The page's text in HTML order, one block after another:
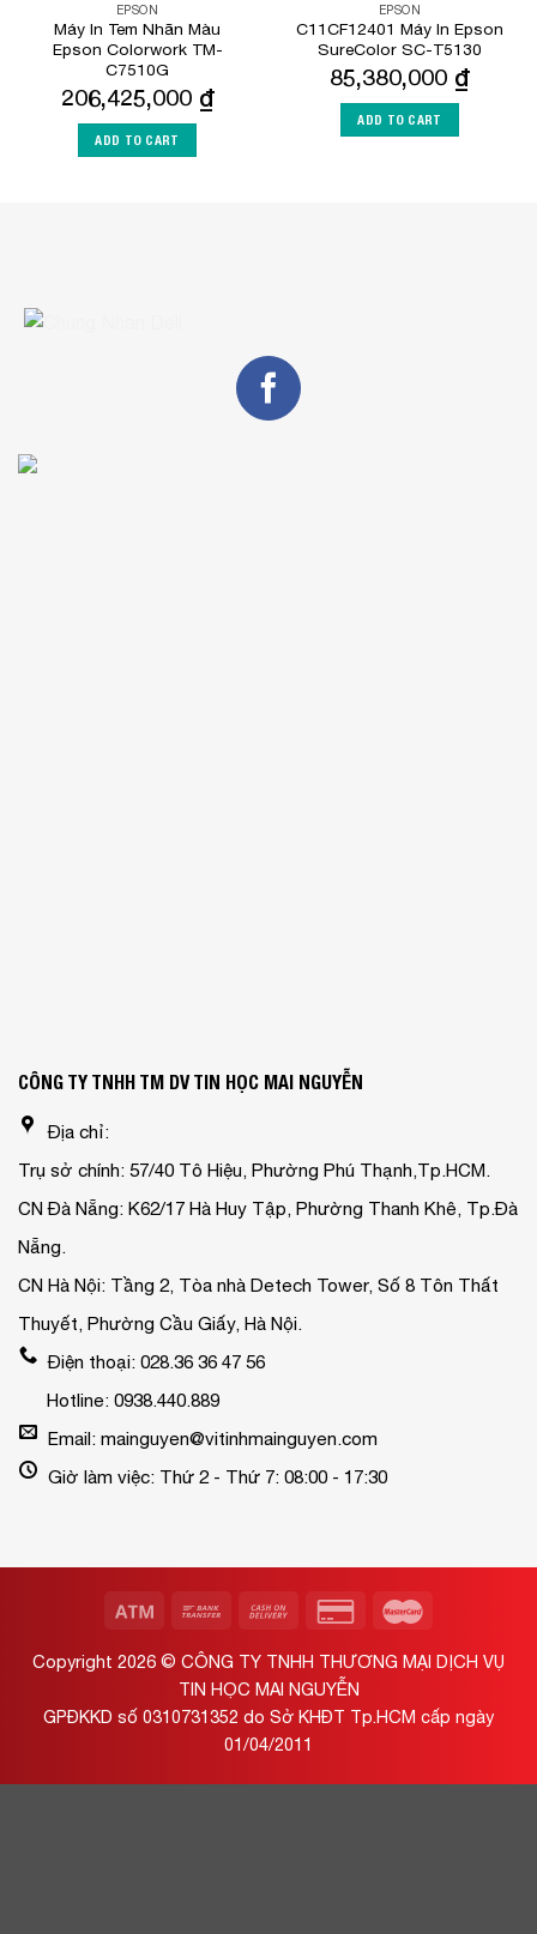
EPSON
Máy In Tem Nhãn Màu
Epson Colorwork TM-
C7510G
206,425,000 ₫
ADD TO CART
EPSON
C11CF12401 Máy In Epson
SureColor SC-T5130
85,380,000 ₫
ADD TO CART
CÔNG TY TNHH TM DV TIN HỌC MAI NGUYỄN
Địa chỉ:
Trụ sở chính: 57/40 Tô Hiệu, Phường Phú Thạnh,Tp.HCM.
CN Đà Nẵng: K62/17 Hà Huy Tập, Phường Thanh Khê, Tp.Đà
Nẵng.
CN Hà Nội: Tầng 2, Tòa nhà Detech Tower, Số 8 Tôn Thất
Thuyết, Phường Cầu Giấy, Hà Nội.
Điện thoại: 028.36 36 47 56
Hotline: 0938.440.889
Email: mainguyen@vitinhmainguyen.com
Giờ làm việc: Thứ 2 - Thứ 7: 08:00 - 17:30
Copyright 2026 © CÔNG TY TNHH THƯƠNG MẠI DỊCH VỤ
TIN HỌC MAI NGUYỄN
GPĐKKD số 0310731352 do Sở KHĐT Tp.HCM cấp ngày
01/04/2011